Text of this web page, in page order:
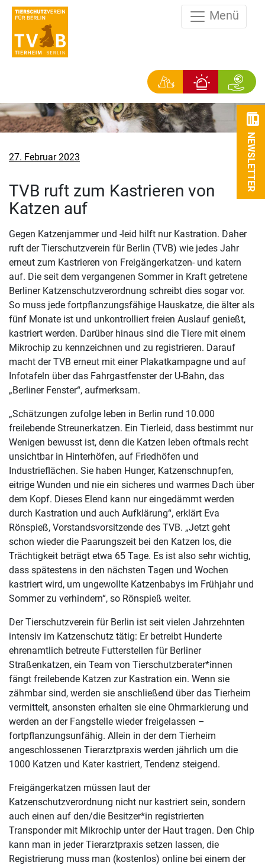
Menü
NEWSLETTER
Veröffentlicht
27. Februar 2023
TVB ruft zum Kastrieren von
Katzen auf
Gegen Katzenjammer und -leid hilft nur Kastration. Daher
ruft der Tierschutzverein für Berlin (TVB) wie jedes Jahr
erneut zum Kastrieren von Freigängerkatzen- und katern
auf. Die seit dem vergangenen Sommer in Kraft getretene
Berliner Katzenschutzverordnung schreibt dies sogar vor.
So muss jede fortpflanzungsfähige Hauskatze, die älter als
fünf Monate ist und unkontrolliert freien Auslauf genießt,
kastriert werden. Darüber hinaus sind die Tiere mit einem
Mikrochip zu kennzeichnen und zu registrieren. Darauf
macht der TVB erneut mit einer Plakatkampagne und auf
Infotafeln über das Fahrgastfenster der U-Bahn, das
„Berliner Fenster“, aufmerksam.
„Schätzungen zufolge leben in Berlin rund 10.000
freilebende Streunerkatzen. Ein Tierleid, dass bestimmt nur
Wenigen bewusst ist, denn die Katzen leben oftmals recht
unsichtbar in Hinterhöfen, auf Friedhöfen und
Industrieflächen. Sie haben Hunger, Katzenschnupfen,
eitrige Wunden und nie ein sicheres und warmes Dach über
dem Kopf. Dieses Elend kann nur eingedämmt werden
durch Kastration und auch Aufklärung“, erklärt Eva
Rönspieß, Vorstandsvorsitzende des TVB. „Jetzt geht
schon wieder die Paarungszeit bei den Katzen los, die
Trächtigkeit beträgt etwa 65 Tage. Es ist also sehr wichtig,
dass spätestens in den nächsten Tagen und Wochen
kastriert wird, um ungewollte Katzenbabys im Frühjahr und
Sommer zu verhindern“, so Rönspieß weiter.
Der Tierschutzverein für Berlin ist seit vielen Jahrzehnten
intensiv im Katzenschutz tätig: Er betreibt Hunderte
ehrenamtlich betreute Futterstellen für Berliner
Straßenkatzen, ein Team von Tierschutzberater*innen
fängt freilebende Katzen zur Kastration ein. Wenn sie
zähmbar sind, werden sie anschließend über das Tierheim
vermittelt, ansonsten erhalten sie eine Ohrmarkierung und
werden an der Fangstelle wieder freigelassen –
fortpflanzungsunfähig. Allein in der dem Tierheim
angeschlossenen Tierarztpraxis werden jährlich um die
1000 Katzen und Kater kastriert, Tendenz steigend.
Freigängerkatzen müssen laut der
Katzenschutzverordnung nicht nur kastriert sein, sondern
auch einen auf den/die Besitzer*in registrierten
Transponder mit Mikrochip unter der Haut tragen. Den Chip
kann man in jeder Tierarztpraxis setzen lassen, die
Registrierung muss man (kostenlos) online bei einem der